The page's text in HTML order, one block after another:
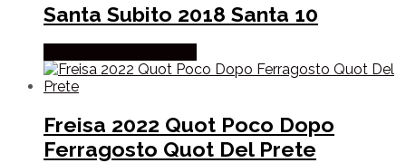
Santa Subito 2018 Santa 10
Freisa 2022 Quot Poco Dopo
Ferragosto Quot Del Prete